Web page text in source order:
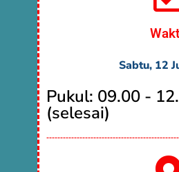
Sabtu, 12
Pukul: 09.00 -
(selesai)